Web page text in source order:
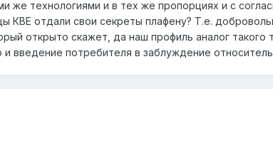
же технологиями и в тех же пропорциях и с
КВЕ отдали свои секреты плафену? Т.е.
открыто скажет, да наш профиль аналог
введение потребителя в заблуждение